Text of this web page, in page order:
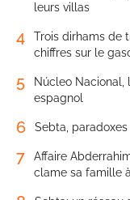
leurs villas
4
Trois dirhams de
chiffres sur le
5
Núcleo Nacional,
espagnol
6 Sebta,
7
Affaire
clame sa famille